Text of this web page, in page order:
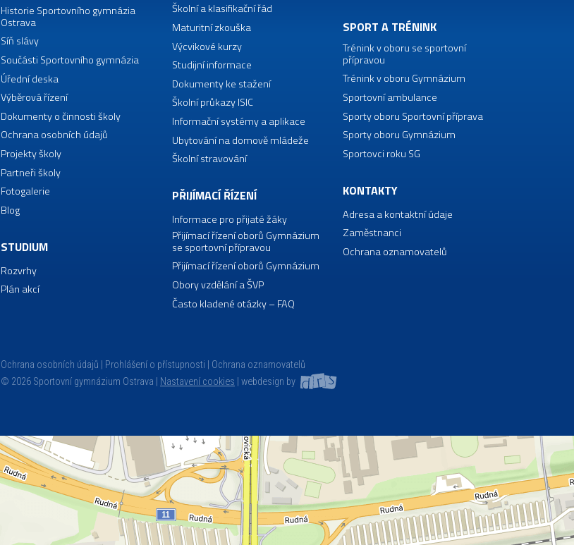
Historie Sportovního gymnázia
Ostrava
Síň slávy
Součásti Sportovního gymnázia
Úřední deska
Výběrová řízení
Dokumenty o činnosti školy
Ochrana osobních údajů
Projekty školy
Partneři školy
Fotogalerie
Blog
STUDIUM
Rozvrhy
Plán akcí
Školní a klasifikační řád
Maturitní zkouška
Výcvikové kurzy
Studijní informace
Dokumenty ke stažení
Školní průkazy ISIC
Informační systémy a aplikace
Ubytování na domově mládeže
Školní stravování
PŘIJÍMACÍ ŘÍZENÍ
Informace pro přijaté žáky
Přijímací řízení oborů Gymnázium
se sportovní přípravou
Přijímací řízení oborů Gymnázium
Obory vzdělání a ŠVP
Často kladené otázky – FAQ
SPORT A TRÉNINK
Trénink v oboru se sportovní
přípravou
Trénink v oboru Gymnázium
Sportovní ambulance
Sporty oboru Sportovní příprava
Sporty oboru Gymnázium
Sportovci roku SG
KONTAKTY
Adresa a kontaktní údaje
Zaměstnanci
Ochrana oznamovatelů
Ochrana osobních údajů Prohlášení o přístupnosti
Ochrana oznamovatelů
© 2026 Sportovní gymnázium Ostrava |
Nastavení cookies webdesign by